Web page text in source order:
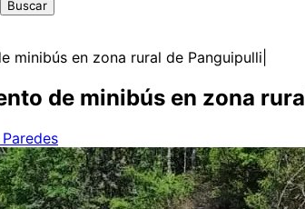
minibús en zona rural de Panguipulli
de minibús en zona